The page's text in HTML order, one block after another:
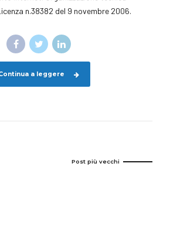
n.38382 del 9 novembre 2006.
a leggere
Post più vecchi